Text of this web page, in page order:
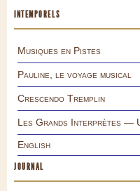
INTEMPORELS
Musiques en Pistes
Pauline, le voyage musical
Crescendo Tremplin
Les Grands Interprètes —
English
JOURNAL